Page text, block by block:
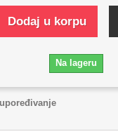
Dodaj u korpu
Na lageru